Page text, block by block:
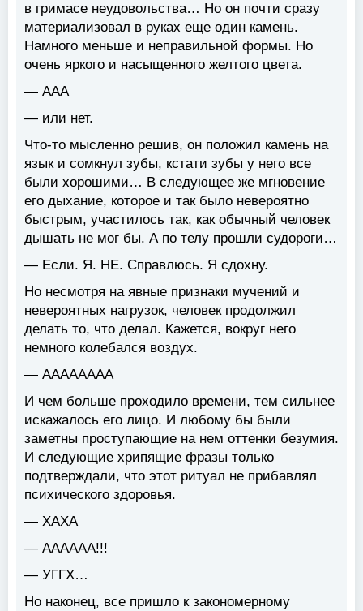
в гримасе неудовольства… Но он почти сразу
материализовал в руках еще один камень.
Намного меньше и неправильной формы. Но
очень яркого и насыщенного желтого цвета.
— ААА
— или нет.
Что-то мысленно решив, он положил камень на
язык и сомкнул зубы, кстати зубы у него все
были хорошими… В следующее же мгновение
его дыхание, которое и так было невероятно
быстрым, участилось так, как обычный человек
дышать не мог бы. А по телу прошли судороги…
— Если. Я. НЕ. Справлюсь. Я сдохну.
Но несмотря на явные признаки мучений и
невероятных нагрузок, человек продолжил
делать то, что делал. Кажется, вокруг него
немного колебался воздух.
— АААААААА
И чем больше проходило времени, тем сильнее
искажалось его лицо. И любому бы были
заметны проступающие на нем оттенки безумия.
И следующие хрипящие фразы только
подтверждали, что этот ритуал не прибавлял
психического здоровья.
— ХАХА
— АААААА!!!
— УГГХ…
Но наконец, все пришло к закономерному